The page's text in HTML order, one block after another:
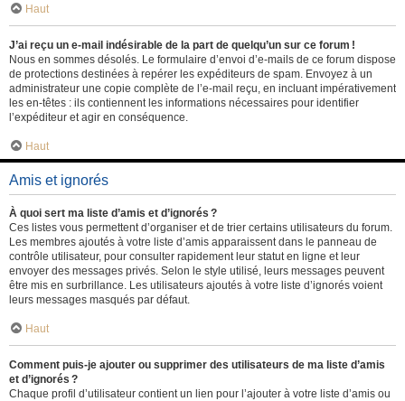
Haut
J’ai reçu un e-mail indésirable de la part de quelqu’un sur ce forum !
Nous en sommes désolés. Le formulaire d’envoi d’e-mails de ce forum dispose
de protections destinées à repérer les expéditeurs de spam. Envoyez à un
administrateur une copie complète de l’e-mail reçu, en incluant impérativement
les en-têtes : ils contiennent les informations nécessaires pour identifier
l’expéditeur et agir en conséquence.
Haut
Amis et ignorés
À quoi sert ma liste d’amis et d’ignorés ?
Ces listes vous permettent d’organiser et de trier certains utilisateurs du forum.
Les membres ajoutés à votre liste d’amis apparaissent dans le panneau de
contrôle utilisateur, pour consulter rapidement leur statut en ligne et leur
envoyer des messages privés. Selon le style utilisé, leurs messages peuvent
être mis en surbrillance. Les utilisateurs ajoutés à votre liste d’ignorés voient
leurs messages masqués par défaut.
Haut
Comment puis-je ajouter ou supprimer des utilisateurs de ma liste d’amis
et d’ignorés ?
Chaque profil d’utilisateur contient un lien pour l’ajouter à votre liste d’amis ou